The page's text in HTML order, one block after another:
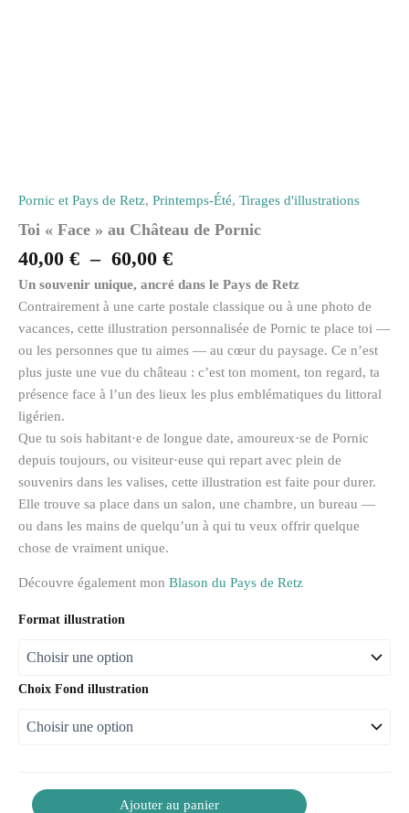
Pornic et Pays de Retz, Printemps-Été, Tirages d'illustrations
Toi « Face » au Château de Pornic
40,00 € – 60,00 €
Un souvenir unique, ancré dans le Pays de Retz
Contrairement à une carte postale classique ou à une photo de
vacances, cette illustration personnalisée de Pornic te place toi —
ou les personnes que tu aimes — au cœur du paysage. Ce n’est
plus juste une vue du château : c’est ton moment, ton regard, ta
présence face à l’un des lieux les plus emblématiques du littoral
ligérien.
Que tu sois habitant·e de longue date, amoureux·se de Pornic
depuis toujours, ou visiteur·euse qui repart avec plein de
souvenirs dans les valises, cette illustration est faite pour durer.
Elle trouve sa place dans un salon, une chambre, un bureau —
ou dans les mains de quelqu’un à qui tu veux offrir quelque
chose de vraiment unique.
Découvre également mon Blason du Pays de Retz
Format illustration
Choix Fond illustration
Ajouter au panier